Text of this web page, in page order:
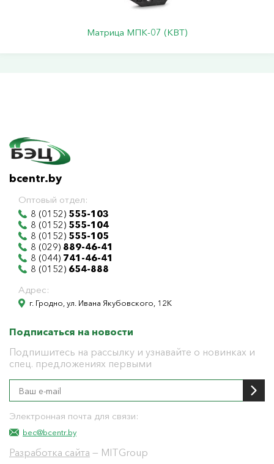
Матрица МПК-07 (КВТ)
bcentr.by
Оптовый отдел:
8 (0152) 555-103
8 (0152) 555-104
8 (0152) 555-105
8 (029) 889-46-41
8 (044) 741-46-41
8 (0152) 654-888
Адрес:
г. Гродно, ул. Ивана Якубовского, 12К
Подписаться на новости
Подпишитесь на рассылку и узнавайте о новинках и
спец. предложениях первыми
Электронная почта для связи:
bec@bcentr.by
Разработка сайта — MITGroup